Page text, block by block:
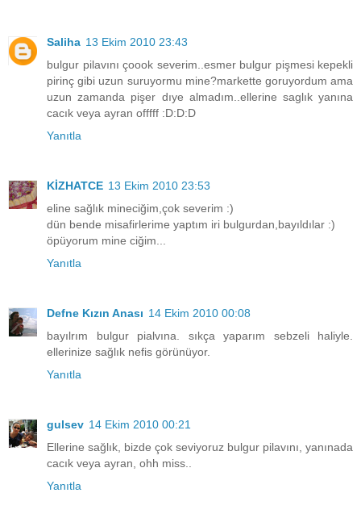
Saliha 13 Ekim 2010 23:43
bulgur pilavını çoook severim..esmer bulgur pişmesi kepekli
pirinç gibi uzun suruyormu mine?markette goruyordum ama
uzun zamanda pişer dıye almadım..ellerine saglık yanına
cacık veya ayran offfff :D:D:D
Yanıtla
KİZHATCE 13 Ekim 2010 23:53
eline sağlık mineciğim,çok severim :)
dün bende misafirlerime yaptım iri bulgurdan,bayıldılar :)
öpüyorum mine ciğim...
Yanıtla
Defne Kızın Anası 14 Ekim 2010 00:08
bayılrım bulgur pialvına. sıkça yaparım sebzeli haliyle.
ellerinize sağlık nefis görünüyor.
Yanıtla
gulsev 14 Ekim 2010 00:21
Ellerine sağlık, bizde çok seviyoruz bulgur pilavını, yanınada
cacık veya ayran, ohh miss..
Yanıtla